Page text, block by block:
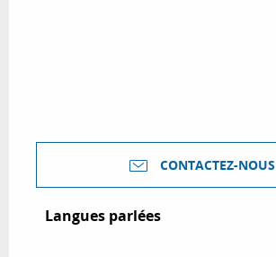
CONTACTEZ-NOUS
Langues parlées
Langues parlées